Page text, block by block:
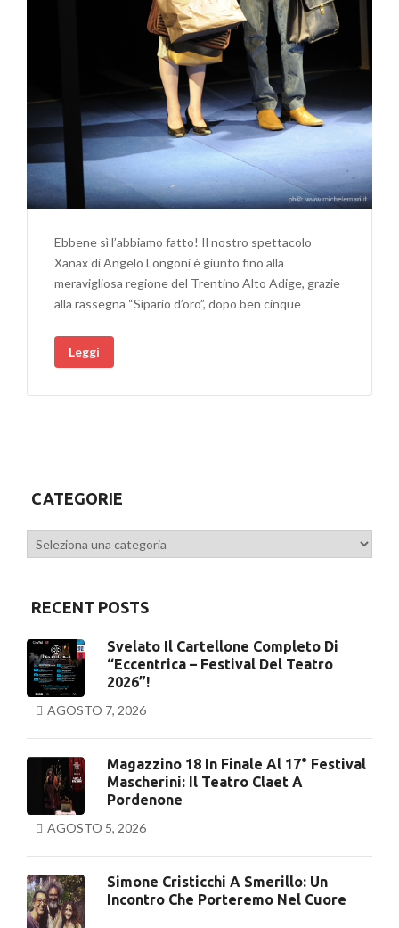
Ebbene sì l’abbiamo fatto! Il nostro spettacolo
Xanax di Angelo Longoni è giunto fino alla
meravigliosa regione del Trentino Alto Adige, grazie
alla rassegna “Sipario d’oro”, dopo ben cinque
Leggi
CATEGORIE
Categorie
RECENT POSTS
Svelato Il Cartellone Completo Di
“Eccentrica – Festival Del Teatro
2026”!
AGOSTO 7, 2026
Magazzino 18 In Finale Al 17° Festival
Mascherini: Il Teatro Claet A
Pordenone
AGOSTO 5, 2026
Simone Cristicchi A Smerillo: Un
Incontro Che Porteremo Nel Cuore